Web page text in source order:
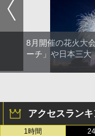
8月開催の花火大
ーチ」や日本三大
アクセスラン
1時間